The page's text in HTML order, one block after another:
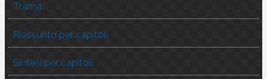
Trama
Riassunto per capitoli
Sintesi per capitoli